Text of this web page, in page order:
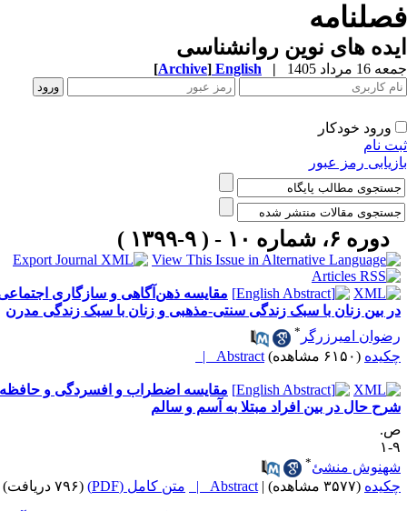
های نوین روانشناسی
مرداد 1405 |
English
[Archive]
ورود خودکار
نام
رمز عبور
دوره ۶، شماره ۱۰ - ( ۹-۱۳۹۹ )
مقایسه ذهن‌آگاهی و سازگاری اجتماعی
بین زنان با سبک زندگی سنتی-مذهبی و زنان با سبک زندگی مدرن
امیرزرگر*
(۶۱۵۰ مشاهده) Abstract |
مقایسه اضطراب و افسردگی و حافظه
حال در بین افراد مبتلا به آسم و سالم
منشئ *
(۳۵۷۷ مشاهده) |
Abstract | متن کامل (PDF) (۷۹۶ دریافت)